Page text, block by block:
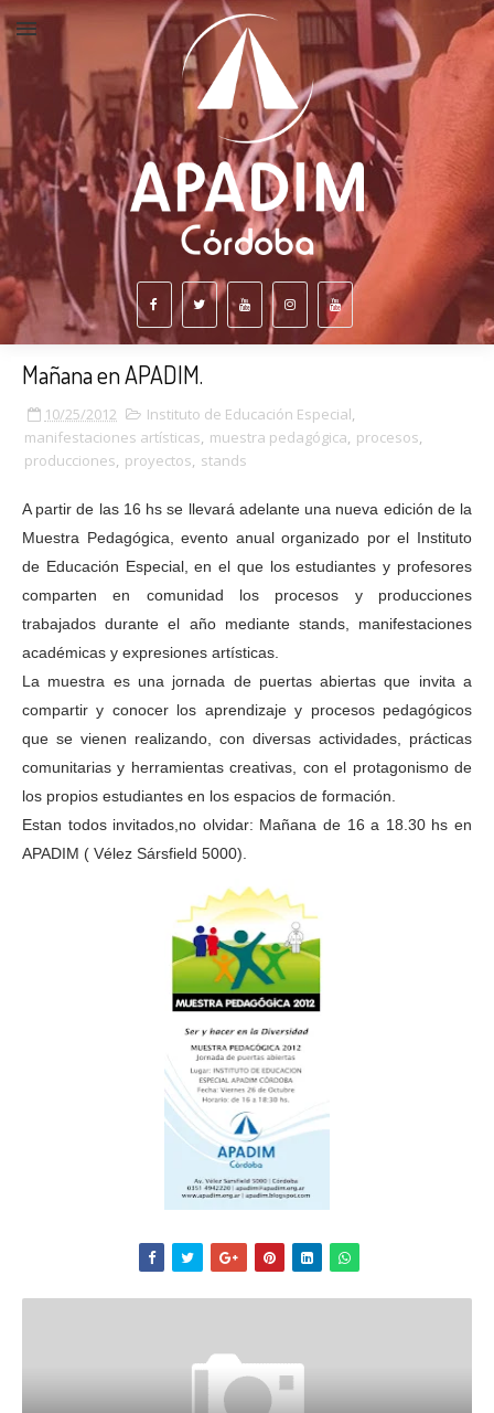
Mañana en APADIM.
10/25/2012 Instituto de Educación Especial,
manifestaciones artísticas, muestra pedagógica, procesos,
producciones, proyectos, stands
A partir de las 16 hs se llevará adelante una nueva edición de la
Muestra Pedagógica, evento anual organizado por el Instituto
de Educación Especial, en el que los estudiantes y profesores
comparten en comunidad los procesos y producciones
trabajados durante el año mediante stands, manifestaciones
académicas y expresiones artísticas.
La muestra es una jornada de puertas abiertas que invita a
compartir y conocer los aprendizaje y procesos pedagógicos
que se vienen realizando, con diversas actividades, prácticas
comunitarias y herramientas creativas, con el protagonismo de
los propios estudiantes en los espacios de formación.
Estan todos invitados,no olvidar: Mañana de 16 a 18.30 hs en
APADIM ( Vélez Sársfield 5000).